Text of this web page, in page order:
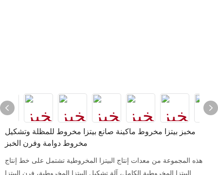
مخبز بيتزا مخروط ماكينة صانع بيتزا مخروط للمظلة وتشكيل
مخروط دوامة وفرن الخبز
هذه المجموعة من معدات إنتاج البيتزا المخروطية تشتمل على خط إنتاج
البيتزا المخروطية الكامل، آلة تشكيل البيتزا المخروطية، فرن البيتزا